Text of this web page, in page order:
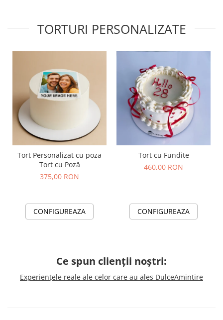
TORTURI PERSONALIZATE
Tort Personalizat cu poza
Tort cu Poză
375,00 RON
CONFIGUREAZA
Tort cu Fundite
460,00 RON
CONFIGUREAZA
Ce spun clienții noștri:
Experiențele reale ale celor care au ales DulceAmintire